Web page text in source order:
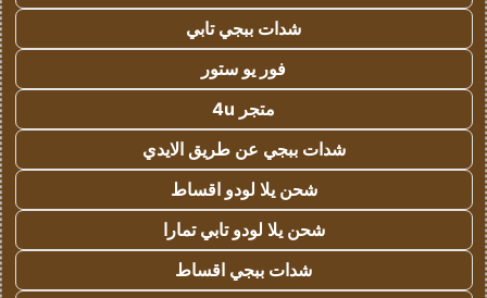
شدات ببجي تابي
فور يو ستور
متجر 4u
شدات ببجي عن طريق الايدي
شحن يلا لودو اقساط
شحن يلا لودو تابي تمارا
شدات ببجي اقساط